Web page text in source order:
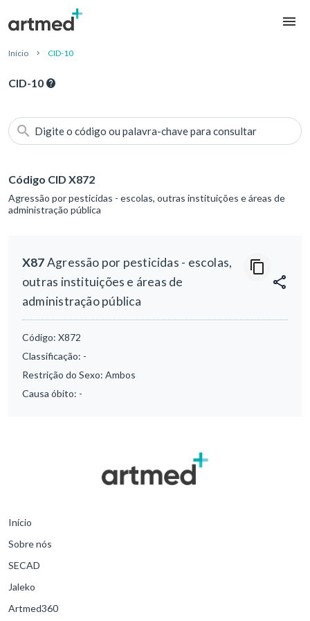
Início CID-10
CID-10
Digite o código ou palavra-chave para consultar
Código CID X872
Agressão por pesticidas - escolas, outras instituições e áreas de
administração pública
X87Agressão por pesticidas - escolas,
outras instituições e áreas de
administração pública
Código: X872
Classificação: -
Restrição do Sexo: Ambos
Causa óbito: -
Início
Sobre nós
SECAD
Jaleko
Artmed360